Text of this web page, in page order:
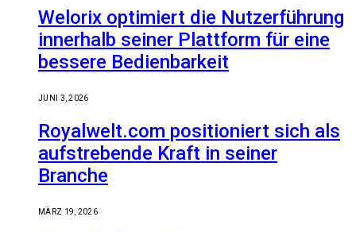
Welorix optimiert die Nutzerführung
innerhalb seiner Plattform für eine
bessere Bedienbarkeit
JUNI 3, 2026
Royalwelt.com positioniert sich als
aufstrebende Kraft in seiner
Branche
MÄRZ 19, 2026